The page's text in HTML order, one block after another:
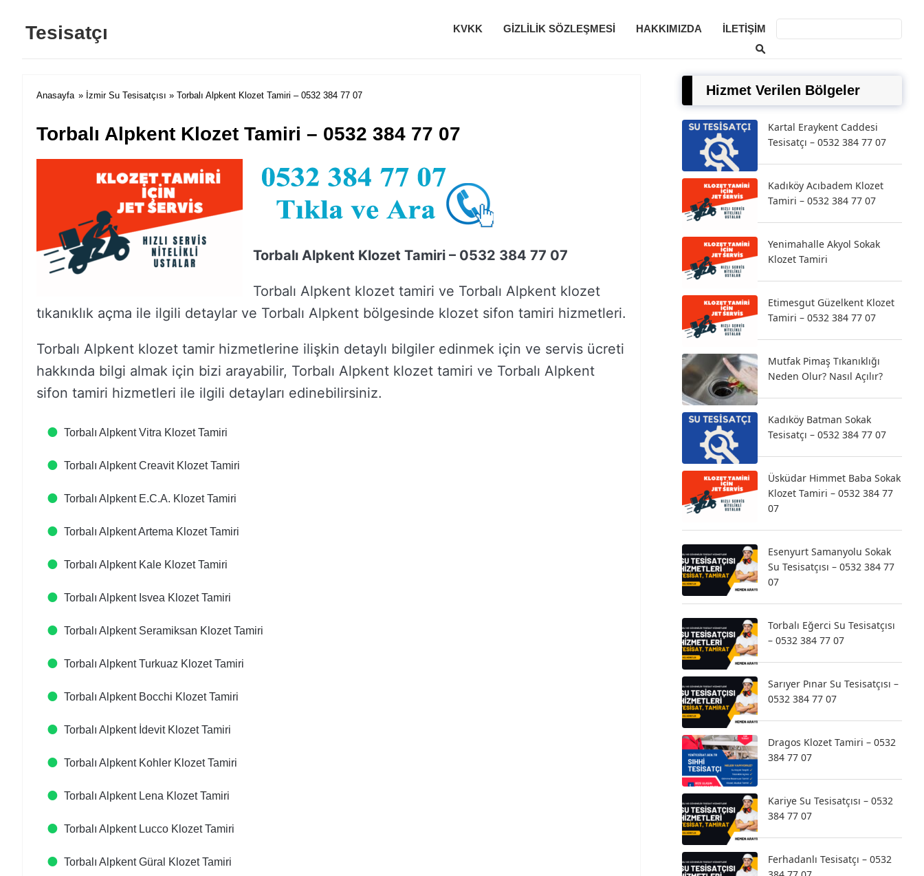
Tesisatçı KVKK GIZLILIK SÖZLEŞMESI HAKKIMIZDA İLETIŞIM
Anasayfa » İzmir Su Tesisatçısı » Torbalı Alpkent Klozet Tamiri – 0532 384 77 07
Torbalı Alpkent Klozet Tamiri – 0532 384 77 07
Torbalı Alpkent Klozet Tamiri – 0532 384 77 07
Torbalı Alpkent klozet tamiri ve Torbalı Alpkent klozet
tıkanıklık açma ile ilgili detaylar ve Torbalı Alpkent bölgesinde klozet sifon tamiri hizmetleri.
Torbalı Alpkent klozet tamir hizmetlerine ilişkin detaylı bilgiler edinmek için ve servis ücreti
hakkında bilgi almak için bizi arayabilir, Torbalı Alpkent klozet tamiri ve Torbalı Alpkent
sifon tamiri hizmetleri ile ilgili detayları edinebilirsiniz.
Torbalı Alpkent Vitra Klozet Tamiri
Torbalı Alpkent Creavit Klozet Tamiri
Torbalı Alpkent E.C.A. Klozet Tamiri
Torbalı Alpkent Artema Klozet Tamiri
Torbalı Alpkent Kale Klozet Tamiri
Torbalı Alpkent Isvea Klozet Tamiri
Torbalı Alpkent Seramiksan Klozet Tamiri
Torbalı Alpkent Turkuaz Klozet Tamiri
Torbalı Alpkent Bocchi Klozet Tamiri
Torbalı Alpkent İdevit Klozet Tamiri
Torbalı Alpkent Kohler Klozet Tamiri
Torbalı Alpkent Lena Klozet Tamiri
Torbalı Alpkent Lucco Klozet Tamiri
Torbalı Alpkent Güral Klozet Tamiri
Hizmet Verilen Bölgeler
Kartal Eraykent Caddesi
Tesisatçı – 0532 384 77 07
Kadıköy Acıbadem Klozet
Tamiri – 0532 384 77 07
Yenimahalle Akyol Sokak
Klozet Tamiri
Etimesgut Güzelkent Klozet
Tamiri – 0532 384 77 07
Mutfak Pimaş Tıkanıklığı
Neden Olur? Nasıl Açılır?
Kadıköy Batman Sokak
Tesisatçı – 0532 384 77 07
Üsküdar Himmet Baba Sokak
Klozet Tamiri – 0532 384 77
07
Esenyurt Samanyolu Sokak
Su Tesisatçısı – 0532 384 77
07
Torbalı Eğerci Su Tesisatçısı
– 0532 384 77 07
Sarıyer Pınar Su Tesisatçısı –
0532 384 77 07
Dragos Klozet Tamiri – 0532
384 77 07
Kariye Su Tesisatçısı – 0532
384 77 07
Ferhadanlı Tesisatçı – 0532